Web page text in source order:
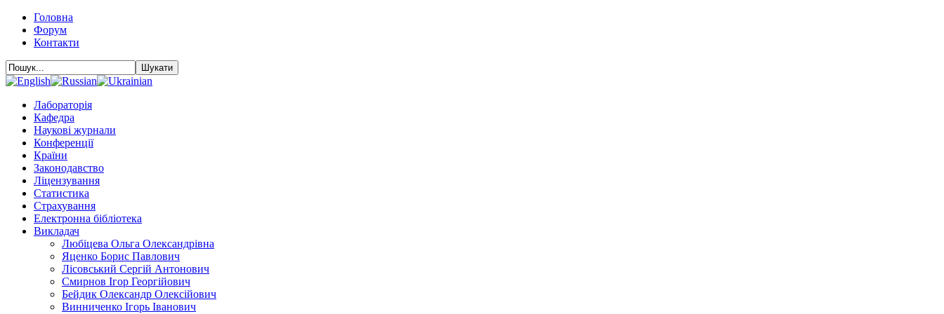
Головна
Форум
Контакти
Лабораторія
Кафедра
Наукові журнали
Конференції
Країни
Законодавство
Ліцензування
Статистика
Страхування
Електронна бібліотека
Викладач
Любіцева Ольга Олександрівна
Яценко Борис Павлович
Лісовський Сергій Антонович
Смирнов Ігор Георгійович
Бейдик Олександр Олексійович
Винниченко Ігорь Іванович